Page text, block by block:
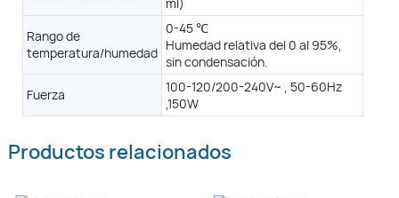
Rango de
temperatura/humedad
0-45 ℃
Humedad relativa del 0 al 95%,
sin condensación.
Fuerza
100-120/200-240V~ , 50-60Hz
,150W
Maquillaje (750 ml)
0-50 ℃
Humedad relativa del 0 al 95%, sin condensación.
100-120/200-240V~ , 50-60Hz , 1.1 - 0.55A , 120W
Productos relacionados